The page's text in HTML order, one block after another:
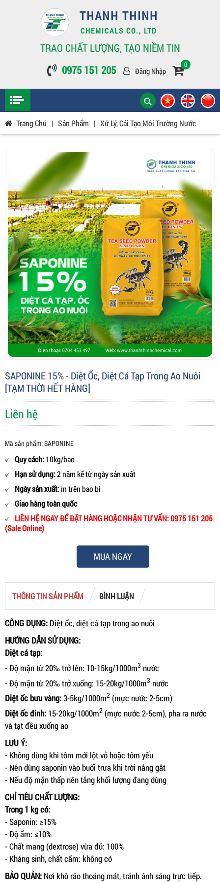
THANH THINH
CHEMICALS CO., LTD
TRAO CHẤT LƯỢNG, TẠO NIỀM TIN
0975 151 205
Đăng Nhập
0
Trang Chủ | Sản Phẩm | Xử Lý, Cải Tạo Môi Trường Nước
SAPONINE 15% - Diệt Ốc, Diệt Cá Tạp Trong Ao Nuôi
[TẠM THỜI HẾT HÀNG]
Liên hệ
Mã sản phẩm: SAPONINE
Quy cách:10kg/bao
Hạn sử dụng:2 năm kể từ ngày sản xuất
Ngày sản xuất:in trên bao bì
Giao hàng toàn quốc
LIÊN HỆ NGAY ĐỂ ĐẶT HÀNG HOẶC NHẬN TƯ VẤN: 0975 151 205
(Sale Online)
MUA NGAY
THÔNG TIN SẢN PHẨM BÌNH LUẬN
CÔNG DỤNG: Diệt ốc, diệt cá tạp trong ao nuôi
HƯỚNG DẪN SỬ DỤNG:
Diệt cá tạp:
- Độ mặn từ 20‰ trở lên: 10-15kg/1000m3 nước
- Độ mặn từ 20‰ trở xuống: 15-20kg/1000m3 nước
Diệt ốc bưu vàng:3-5kg/1000m2 (mực nước 2-5cm)
Diệt ốc đinh: 15-20kg/1000m2 (mực nước 2-5cm), pha ra nước
và tạt đều xuống ao
LƯU Ý:
- Không dùng khi tôm mới lột vỏ hoặc tôm yếu
- Nên dùng saponin vào buổi trưa khi trời nắng gắt
- Nếu độ mặn thấp nên tăng khối lượng đang dùng
CHỈ TIÊU CHẤT LƯỢNG:
Trong 1 kg có:
- Saponin: ≥15%
- Độ ẩm: ≤10%
- Chất mang (dextrose) vừa đủ: 100%
- Kháng sinh, chất cấm: không có
BẢO QUẢN: Nơi khô ráo thoáng mát, tránh ánh sáng trực tiếp.